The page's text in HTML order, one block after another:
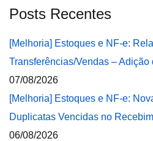
Posts Recentes
[Melhoria] Estoques e NF-e:
Transferências/Vendas – Adição
07/08/2026
[Melhoria] Estoques e NF-e:
Duplicatas Vencidas no
06/08/2026